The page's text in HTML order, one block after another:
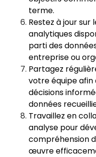
terme.
Restez à jour
analytiques
parti des
entreprise ou
Partagez
votre équipe afin
décisions
données
Travaillez en
analyse pour
compréhension
œuvre